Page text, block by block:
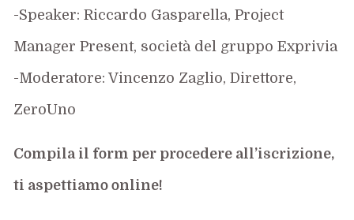
-Speaker: Riccardo Gasparella, Project
Manager Present, società del gruppo Exprivia
-Moderatore: Vincenzo Zaglio, Direttore,
ZeroUno
Compila il form per procedere all’iscrizione,
ti aspettiamo online!